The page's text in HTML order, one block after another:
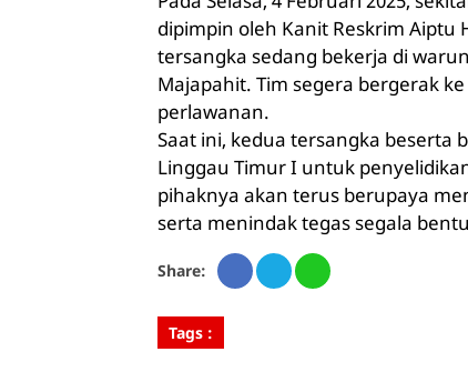
dipimpin oleh Kanit Reskrim
tersangka sedang bekerja di
Majapahit. Tim segera bergerak
perlawanan.
Saat ini, kedua tersangka beserta
Linggau Timur I untuk
pihaknya akan terus berupaya
serta menindak tegas segala
Share:
Tags :